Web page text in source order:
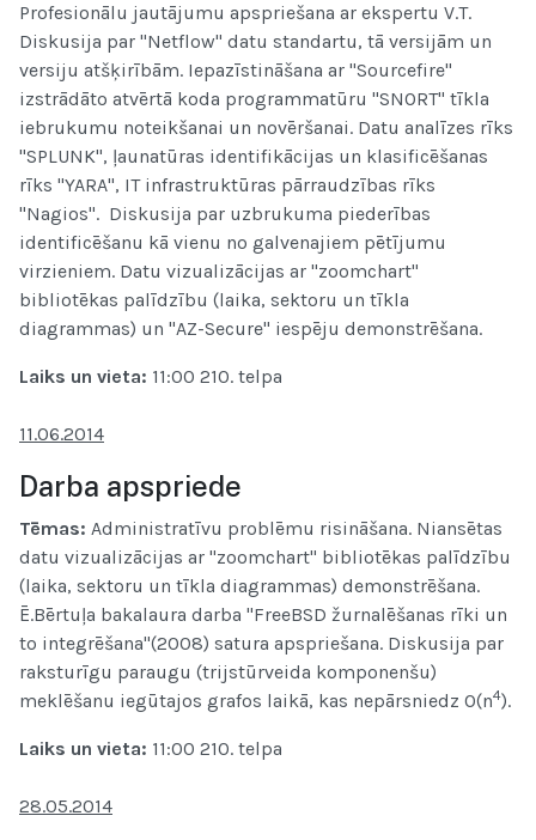
Profesionālu jautājumu apspriešana ar ekspertu V.T.
Diskusija par "Netflow" datu standartu, tā versijām un
versiju atšķirībām. Iepazīstināšana ar "Sourcefire"
izstrādāto atvērtā koda programmatūru "SNORT" tīkla
iebrukumu noteikšanai un novēršanai. Datu analīzes rīks
"SPLUNK", ļaunatūras identifikācijas un klasificēšanas
rīks "YARA", IT infrastruktūras pārraudzības rīks
"Nagios". Diskusija par uzbrukuma piederības
identificēšanu kā vienu no galvenajiem pētījumu
virzieniem. Datu vizualizācijas ar "zoomchart"
bibliotēkas palīdzību (laika, sektoru un tīkla
diagrammas) un "AZ-Secure" iespēju demonstrēšana.
Laiks un vieta: 11:00 210. telpa
11.06.2014
Darba apspriede
Tēmas: Administratīvu problēmu risināšana. Niansētas
datu vizualizācijas ar "zoomchart" bibliotēkas palīdzību
(laika, sektoru un tīkla diagrammas) demonstrēšana.
Ē.Bērtuļa bakalaura darba "FreeBSD žurnalēšanas rīki un
to integrēšana"(2008) satura apspriešana. Diskusija par
raksturīgu paraugu (trijstūrveida komponenšu)
meklēšanu iegūtajos grafos laikā, kas nepārsniedz O(n4).
Laiks un vieta: 11:00 210. telpa
28.05.2014